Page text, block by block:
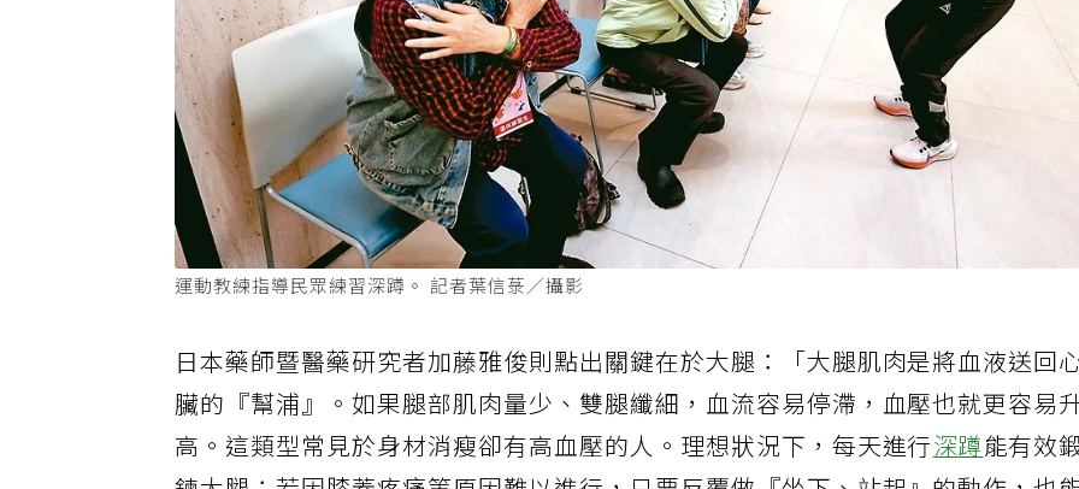
日本藥師暨醫藥研究者加藤雅俊則點出關鍵在於大腿：「大腿肌肉是將血液送回心
臟的『幫浦』。如果腿部肌肉量少、雙腿纖細，血流容易停滯，血壓也就更容易升
高。這類型常見於身材消瘦卻有高血壓的人。理想狀況下，每天進行深蹲能有效